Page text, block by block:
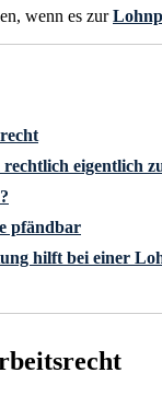
wenn es zur
eigentlich
pfändbar
hilft bei einer